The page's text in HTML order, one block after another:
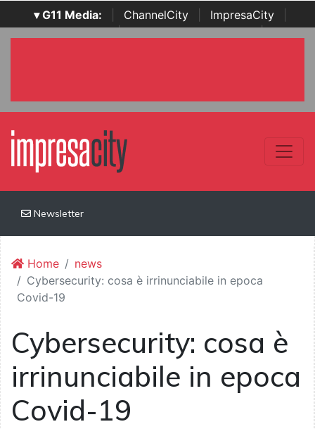
▾ G11 Media: ChannelCity ImpresaCity
SecurityOpenLab | Italian Channel Awards | Italian
Newsletter
Home
news
Cybersecurity: cosa è irrinunciabile in epoca
Covid-19
Cybersecurity: cosa è
irrinunciabile in epoca
Covid-19